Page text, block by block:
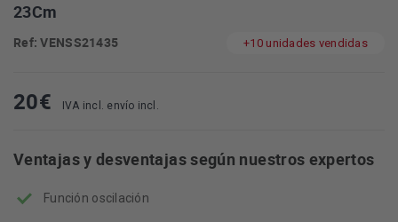
23Cm
Ref: VENSS21435 +10 unidades vendidas
20€ IVA incl. envío incl.
Ventajas y desventajas según nuestros expertos
Función oscilación